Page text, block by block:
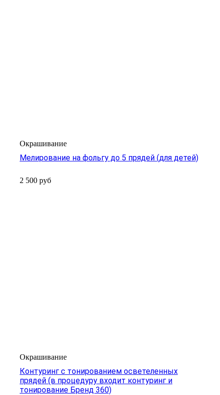
Окрашивание
Мелирование на фольгу до 5 прядей (для детей)
2 500 руб
Окрашивание
Контуринг с тонированием осветеленных
прядей (в процедуру входит контуринг и
тонирование Бренд 360)